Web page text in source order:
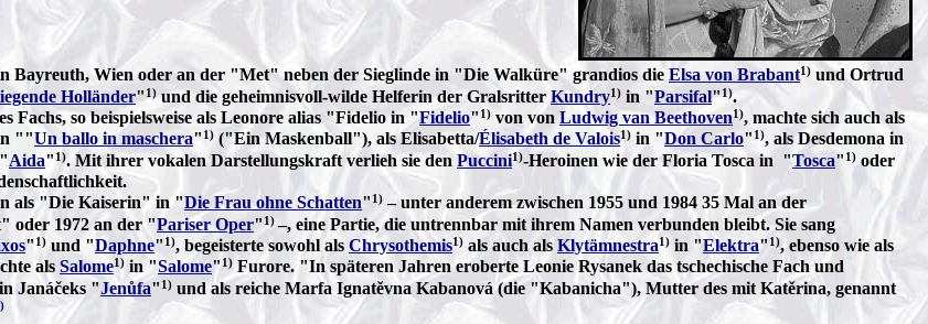
Bayreuth, Wien oder an der "Met" neben der Sieglinde in "Die Walküre" grandios die Elsa von Brabant1) und Ortrud
Holländer"1)und die geheimnisvoll-wilde Helferin der Gralsritter Kundry1) in "Parsifal"1).
so beispielsweise als Leonore alias "Fidelio in "Fidelio" 1) von von Ludwig van Beethoven1), machte sich auch als
""Un ballo in maschera"1) ("Ein Maskenball"), als Elisabetta/Élisabeth de Valois1) in "Don Carlo" 1), als Desdemona in
Aida" 1). Mit ihrer vokalen Darstellungskraft verlieh sie den Puccini1)-Heroinen wie der Floria Tosca in "Tosca" 1) oder
als "Die Kaiserin" in "Die Frau ohne Schatten" 1) – unter anderem zwischen 1955 und 1984 35 Mal an der
oder 1972 an der "Pariser Oper"1) –, eine Partie, die untrennbar mit ihrem Namen verbunden bleibt. Sie sang
" 1) und "Daphne" 1), begeisterte sowohl als Chrysothemis1) als auch als Klytämnestra1) in "Elektra" 1), ebenso wie als
als Salome1) in "Salome"1) Furore. "In späteren Jahren eroberte Leonie Rysanek das tschechische Fach und
Janáčeks "Jenůfa" 1) und als reiche Marfa Ignatěvna Kabanová (die "Kabanicha"), Mutter des mit Katěrina, genannt